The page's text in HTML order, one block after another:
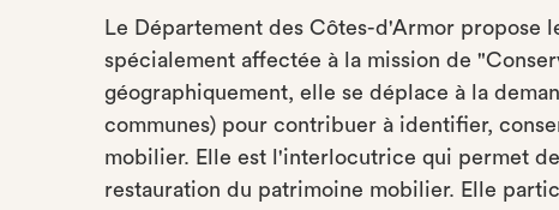
Le Département des Côtes-d'Armor propose
spécialement affectée à la mission de
géographiquement, elle se déplace à la
communes) pour contribuer à identifier,
mobilier. Elle est l'interlocutrice qui permet
restauration du patrimoine mobilier. Elle